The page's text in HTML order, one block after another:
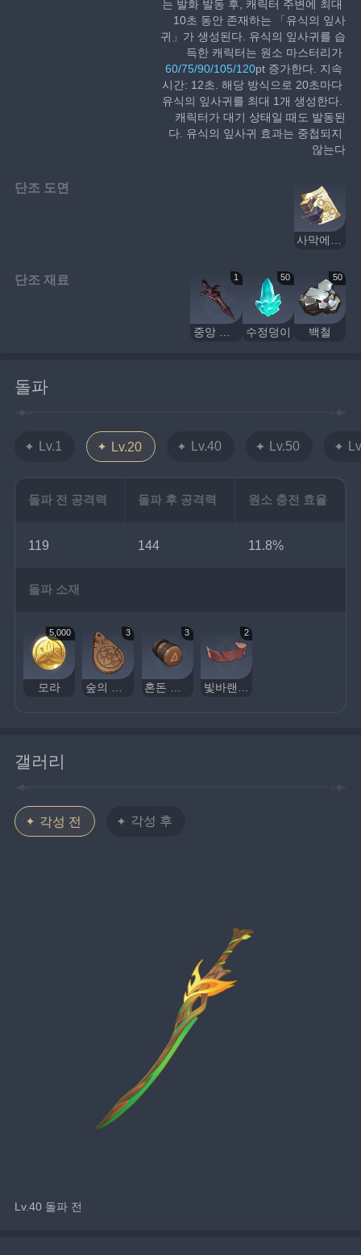
는 발화 발동 후, 캐릭터 주변에 최대
10초 동안 존재하는 「유식의 잎사
귀」가 생성된다. 유식의 잎사귀를 습
득한 캐릭터는 원소 마스터리가
60/75/90/105/120pt 증가한다. 지속
시간: 12초. 해당 방식으로 20초마다
유식의 잎사귀를 최대 1개 생성한다.
캐릭터가 대기 상태일 때도 발동된
다. 유식의 잎사귀 효과는 중첩되지
않는다
단조 도면
사막에 대한 이야기
단조 재료 1
중앙 대륙의 한손검 원형
50
수정덩이
50
백철
돌파
Lv.1 Lv.20 Lv.40 Lv.50
돌파 전 공격력 돌파 후 공격력 원소 충전 효율
119 144 11.8%
돌파 소재
5,000
모라
3
숲의 이슬을 닮은 동 부적
3
혼돈 용기
2
빛바랜 붉은 비단
갤러리
각성 전 각성 후
Lv.40 돌파 전